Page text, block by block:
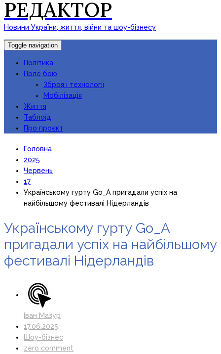
РЕДАКТОР
Новини України, життя, війни та шоу-бізнесу
Toggle navigation
Політика
Поле бою
Зброя і технології
Мобілізація
Життя
Таблоїд
Про проєкт
Головна
2025
Червень
17
Українському гурту Go_A пригадали успіх на
найбільшому фестивалі Нідерландів
Українському гурту Go_A
пригадали успіх на найбільшому
фестивалі Нідерландів
Іван Мазур
17.06.2025
Шоу-бізнес
zero comment